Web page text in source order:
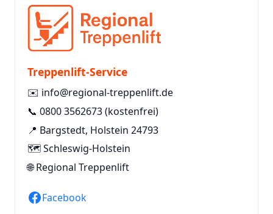
Treppenlift-Service
✉️ info@regional-treppenlift.de
📞 0800 3562673(kostenfrei)
📍 Bargstedt, Holstein 24793
🗺️ Schleswig-Holstein
🌐Regional Treppenlift
Facebook